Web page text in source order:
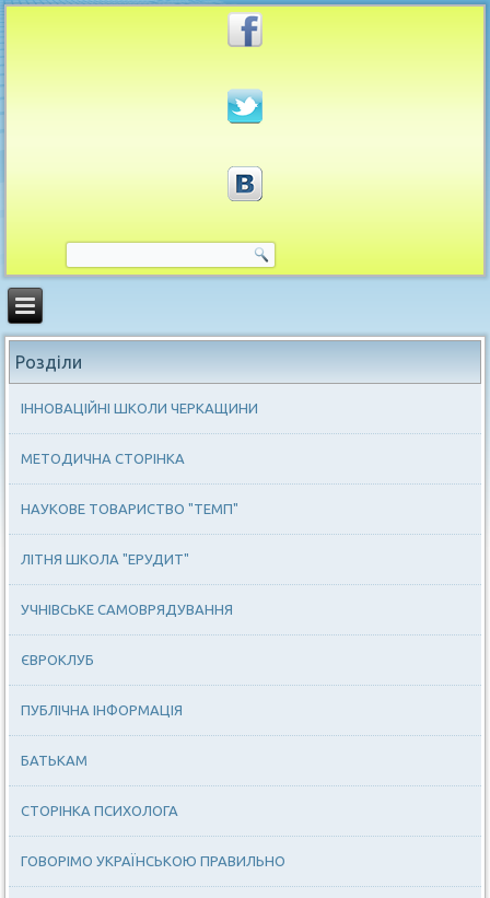
Розділи
ІННОВАЦІЙНІ ШКОЛИ ЧЕРКАЩИНИ
МЕТОДИЧНА СТОРІНКА
НАУКОВЕ ТОВАРИСТВО "ТЕМП"
ЛІТНЯ ШКОЛА "ЕРУДИТ"
УЧНІВСЬКЕ САМОВРЯДУВАННЯ
ЄВРОКЛУБ
ПУБЛІЧНА ІНФОРМАЦІЯ
БАТЬКАМ
СТОРІНКА ПСИХОЛОГА
ГОВОРІМО УКРАЇНСЬКОЮ ПРАВИЛЬНО